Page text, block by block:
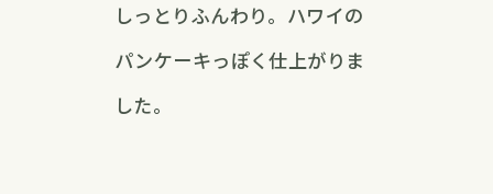
しっとりふんわり。ハワイの
パンケーキっぽく仕上がりま
した。